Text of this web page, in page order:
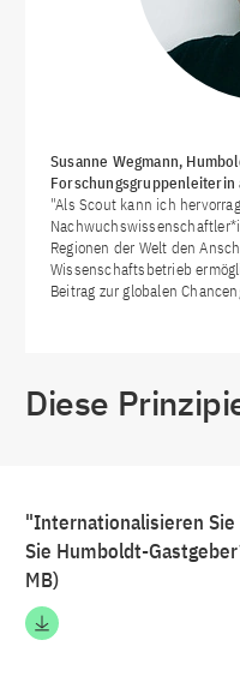
Susanne Wegmann,
Forschungsgruppenleiterin
"Als Scout kann ich
Regionen der Welt den
Wissenschaftsbetrieb
Beitrag zur globalen
Diese
"Internationalisieren
Sie Humboldt-
MB)